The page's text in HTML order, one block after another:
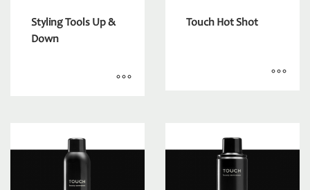
Styling Tools Up &
Down
Touch Hot Shot